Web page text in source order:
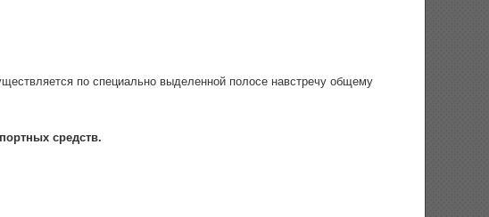
по специально выделенной полосе навстречу общему
средств.